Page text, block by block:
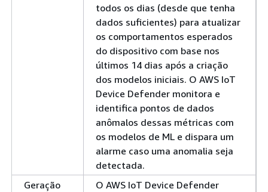
todos os dias (desde que tenha
dados suficientes) para atualizar
os comportamentos esperados
do dispositivo com base nos
últimos 14 dias após a criação
dos modelos iniciais. O AWS IoT
Device Defender monitora e
identifica pontos de dados
anômalos dessas métricas com
os modelos de ML e dispara um
alarme caso uma anomalia seja
detectada.
Geração
O AWS IoT Device Defender